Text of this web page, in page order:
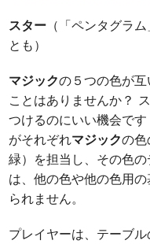
スター （「ペンタグラ
とも）
マジックの５つの色が
ことはありませんか？
つけるのにいい機会で
がそれぞれマジックの色
緑）を担当し、その色
は、他の色や他の色用
られません。
プレイヤーは、テーブ